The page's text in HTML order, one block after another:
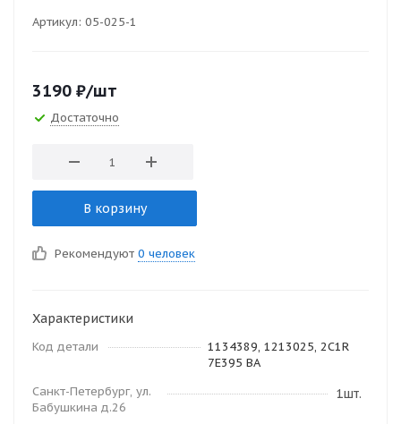
Артикул: 05-025-1
3190 ₽/шт
Достаточно
В корзину
Рекомендуют 0 человек
Характеристики
Код детали
1134389, 1213025, 2C1R
7E395 BA
Санкт-Петербург, ул.
Бабушкина д.26
1шт.